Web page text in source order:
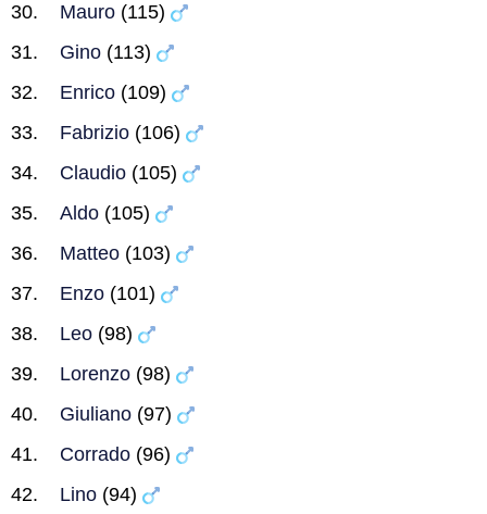
Mauro (115)
Gino (113)
Enrico (109)
Fabrizio (106)
Claudio (105)
Aldo (105)
Matteo (103)
Enzo (101)
Leo (98)
Lorenzo (98)
Giuliano (97)
Corrado (96)
Lino (94)